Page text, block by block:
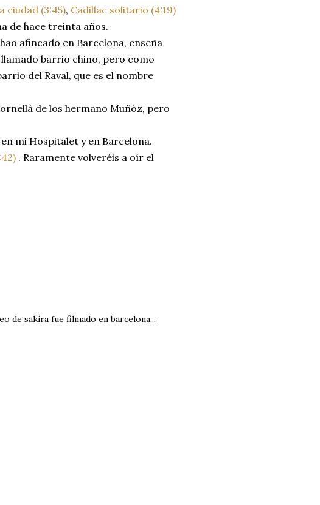
ciudad (3:45), Cadillac solitario (4:19)
de hace treinta años.
afincado en Barcelona, enseña
llamado barrio chino, pero como
del Raval, que es el nombre
de los hermano Muñóz, pero
mi Hospitalet y en Barcelona.
. Raramente volveréis a oír el
de sakira fue filmado en barcelona...